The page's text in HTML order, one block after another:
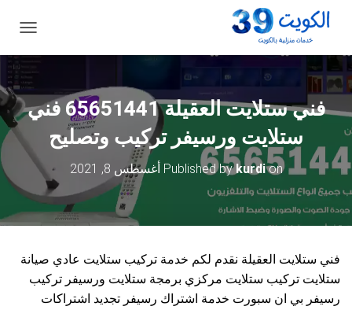
ب
ي
ل
ا
ل
فني ستلايت العقيلة 65651441 فني
ستلايت ورسيفر تركيب وتصليح
Published bykurdion أغسطس 8, 2021
فني ستلايت العقيلة نقدم لكم خدمة تركيب ستلايت عادي صيانة
ستلايت تركيب ستلايت مركزي برمجة ستلايت ورسيفر تركيب
رسيفر بي ان سبورت خدمة اشتراك رسيفر تجديد اشتراكات